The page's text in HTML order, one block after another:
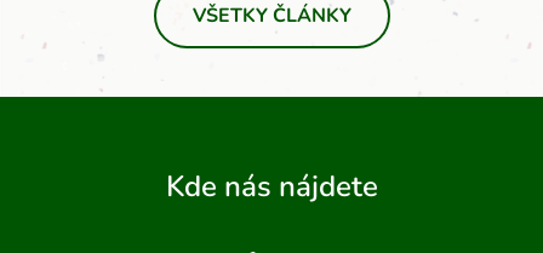
VŠETKY ČLÁNKY
Kde nás nájdete